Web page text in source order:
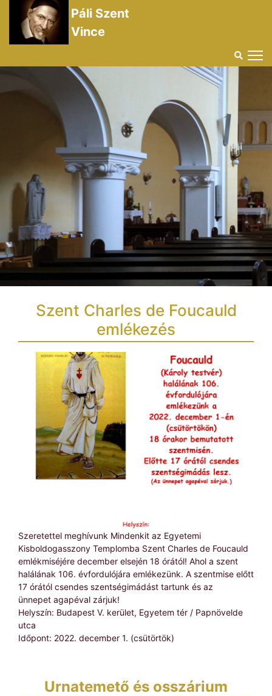
Páli Szent
Vince
Szent Charles de Foucauld
emlékezés
Szeretettel meghívunk Mindenkit az Egyetemi
Kisboldogasszony Templomba Szent Charles de Foucauld
emlékmiséjére december elsején 18 órától! Ahol a szent
halálának 106. évfordulójára emlékezünk. A szentmise előtt
17 órától csendes szentségimádást tartunk és az
ünnepet agapéval zárjuk!
Helyszín: Budapest V. kerület, Egyetem tér / Papnövelde
utca
Időpont: 2022. december 1. (csütörtök)
Urnatemető és osszárium